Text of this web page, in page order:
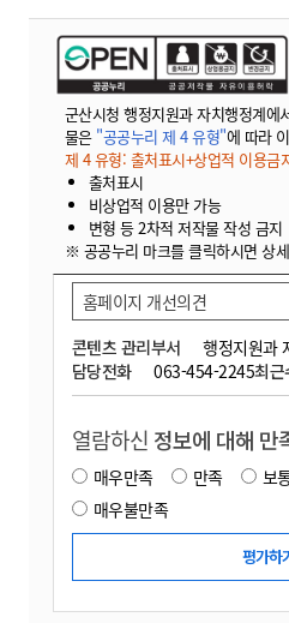
군산시청 행정지원과 자치행정계에
물은 "공공누리 제 4 유형"에 따라
제 4 유형: 출처표시+상업적 이용금
출처표시
비상업적 이용만 가능
변형 등 2차적 저작물 작성 금지
※ 공공누리 마크를 클릭하시면 상
콘텐츠 관리부서
행정지원과
담당전화
063-454-2245최근
홈페이지 개선의견
열람하신 정보에 대해 만
매우만족 만족 보
매우불만족